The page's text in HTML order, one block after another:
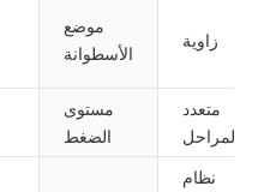
موضع
الأسطوانة
زاوية
مستوى
الضغط
متعدد
المراحل
نظام